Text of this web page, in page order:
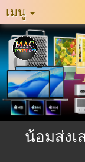
หน้า
หลัก
แจ้ง
ปัญหา
การ
เมนู
น้อมส่งเ